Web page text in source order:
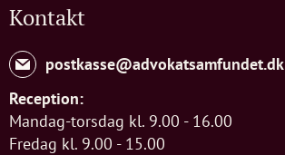
Kontakt
postkasse@advokatsamfundet.dk
Reception:
Mandag-torsdag kl. 9.00 - 16.00
Fredag kl. 9.00 - 15.00